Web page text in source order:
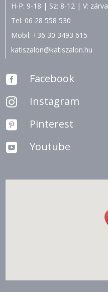
H-P: 9-18 | Sz: 8-12 | V: zárva
Tel: 06 28 558 530
Mobil: +36 30 3493 615
katiszalon@katiszalon.hu
 Facebook
 Instagram
 Pinterest
 Youtube